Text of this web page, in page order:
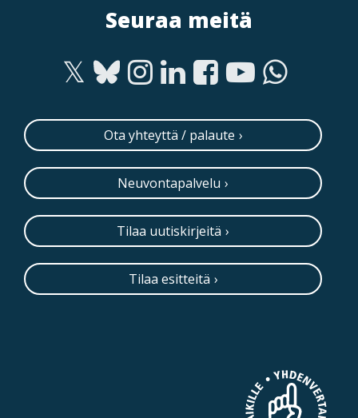
Seuraa meitä
Ota yhteyttä / palaute
Neuvontapalvelu
Tilaa uutiskirjeitä
Tilaa esitteitä